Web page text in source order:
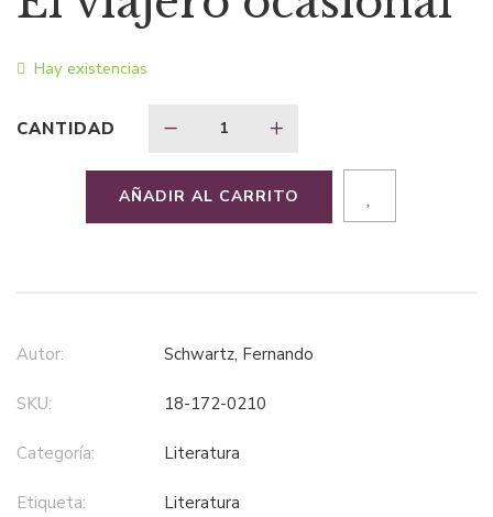
original
$26,75.$17,39.
Hay existencias
CANTIDAD
AÑADIR AL CARRITO
Autor: Schwartz, Fernando
SKU: 18-172-0210
Categoría: literatura
Etiqueta: literatura